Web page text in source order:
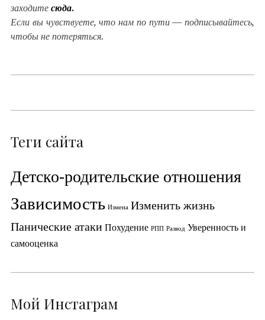
заходите сюда.
Если вы чувствуете, что нам по пути — подписывайтесь,
чтобы не потеряться.
Теги сайта
Детско-родительские отношения
Зависимость Измена Изменить жизнь
Панические атаки Похудение РПП Развод Уверенность и
самооценка
Мой Инстаграм